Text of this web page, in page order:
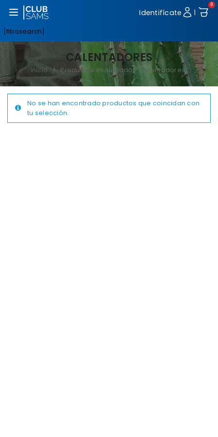
Abrir menú Identifícate |
0
[fibosearch]
CALENTADORES
Inicio / Productos etiquetados “calentadores”
No se han encontrado productos que coincidan con
tu selección.